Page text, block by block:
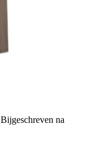
Bijgeschreven na